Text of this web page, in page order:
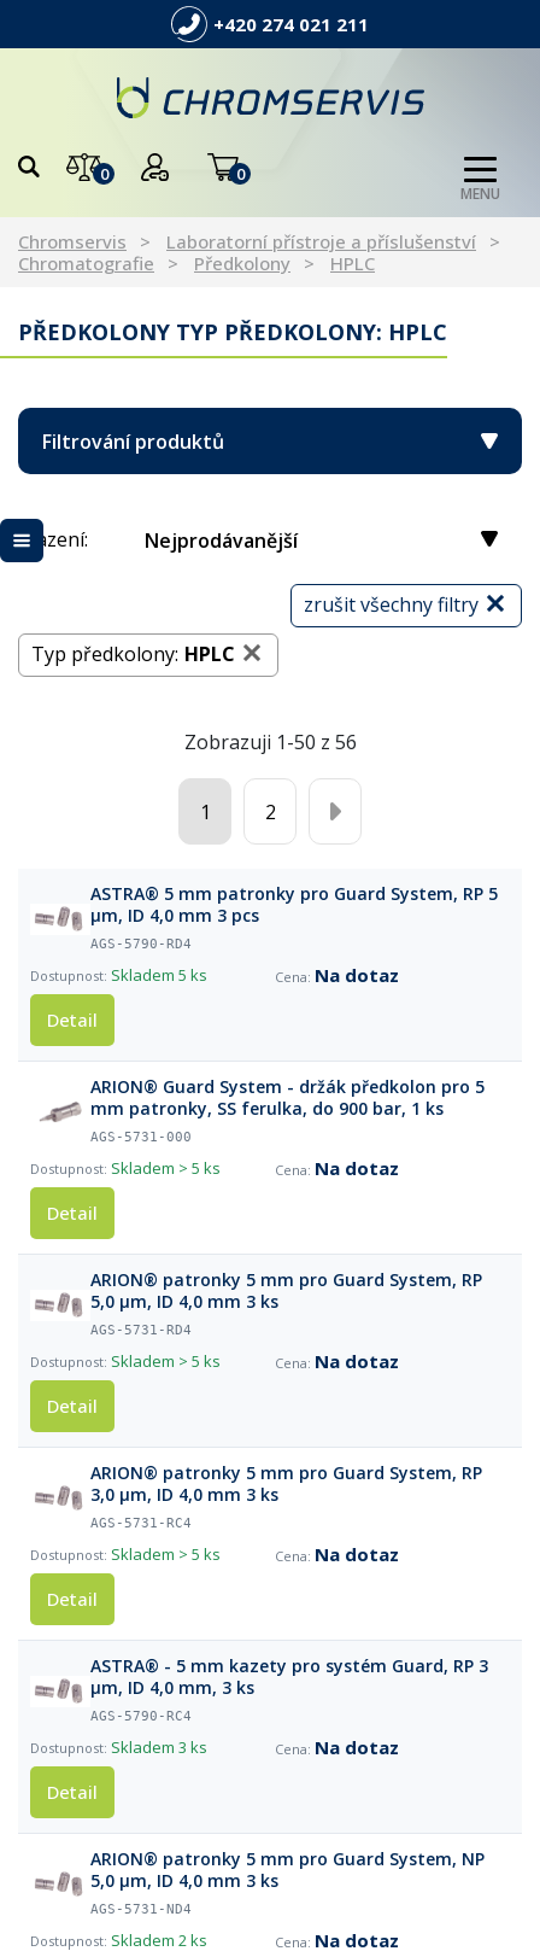
+420 274 021 211
0 0
MENU
Chromservis
Laboratorní přístroje a příslušenství
Chromatografie
Předkolony HPLC
PŘEDKOLONY TYP PŘEDKOLONY: HPLC
Filtrování produktů
Řazení: Nejprodávanější
zrušit všechny filtry
Typ předkolony: HPLC
Zobrazuji 1-50 z 56
1 2
ASTRA® 5 mm patronky pro Guard System, RP 5
µm, ID 4,0 mm 3 pcs
AGS-5790-RD4
Skladem 5 ks
Na dotaz
Detail
ARION® Guard System - držák předkolon pro 5
mm patronky, SS ferulka, do 900 bar, 1 ks
AGS-5731-000
Skladem > 5 ks
Na dotaz
Detail
ARION® patronky 5 mm pro Guard System, RP
5,0 µm, ID 4,0 mm 3 ks
AGS-5731-RD4
Skladem > 5 ks
Na dotaz
Detail
ARION® patronky 5 mm pro Guard System, RP
3,0 µm, ID 4,0 mm 3 ks
AGS-5731-RC4
Skladem > 5 ks
Na dotaz
Detail
ASTRA® - 5 mm kazety pro systém Guard, RP 3
µm, ID 4,0 mm, 3 ks
AGS-5790-RC4
Skladem 3 ks
Na dotaz
Detail
ARION® patronky 5 mm pro Guard System, NP
5,0 µm, ID 4,0 mm 3 ks
AGS-5731-ND4
Skladem 2 ks
Na dotaz